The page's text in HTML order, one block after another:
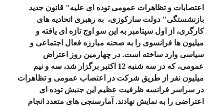
اعتصابات و تظاهرات عمومی توده ای علیه" قانون جدید
بازنشستگی" دولت سارکوزی، به رهبری اتحادیه های
کارگری، از اول سپتامبر به این سو اوج تازه ای یافته و
میلیون ها فرانسوی را به صحنه مبارزه فعال اجتماعی و
سیاسی وارد ساخته است. در چهارمین روز اعتراض
عمومی، که در سه شنبه 12 اکتبر برگزار شد، سه و نیم
میلیون نفر از طریق شرکت در اعتصاب عمومی و تظاهرات
در سراسر فرانسه ظرفیت عظیم این جنبش توده ای
اعتراضی را به نمایش نهادند. آمارسنجی های متعدد انجام